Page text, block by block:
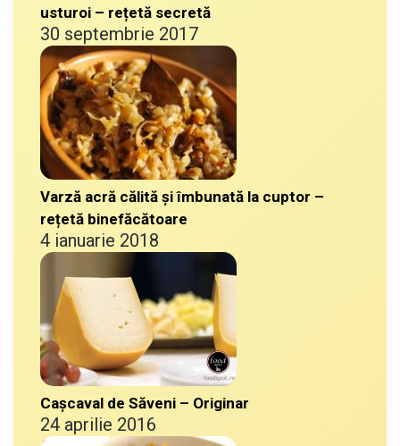
usturoi – rețetă secretă
30 septembrie 2017
Varză acră călită și îmbunată la cuptor –
rețetă binefăcătoare
4 ianuarie 2018
Cașcaval de Săveni – Originar
24 aprilie 2016